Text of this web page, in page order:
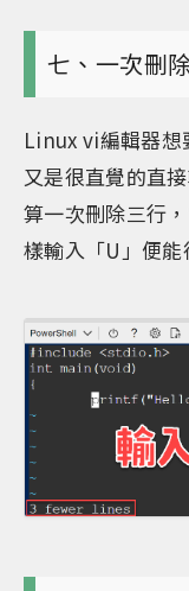
七、一次刪
Linux vi編輯器想
又是很直覺的直
算一次刪除三行
樣輸入「U」便能